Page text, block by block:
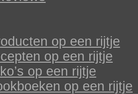
op een rijtje
op een rijtje
op een rijtje
op een rijtje